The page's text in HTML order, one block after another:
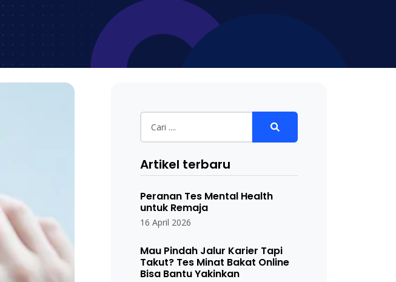
Artikel terbaru
Peranan Tes Mental Health
untuk Remaja
16 April 2026
Mau Pindah Jalur Karier Tapi
Takut? Tes Minat Bakat Online
Bisa Bantu Yakinkan